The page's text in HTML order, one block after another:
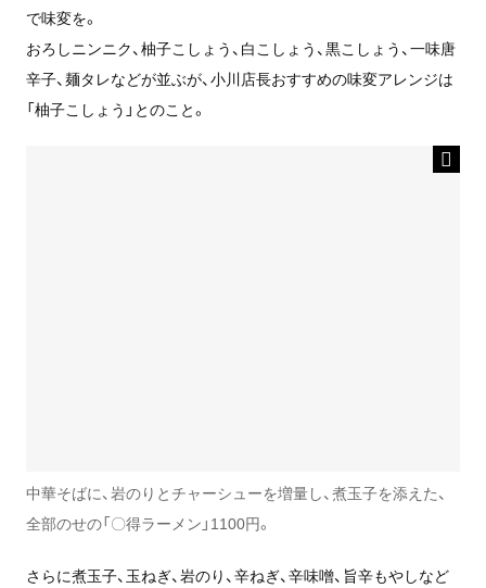
で味変を。
おろしニンニク、柚子こしょう、白こしょう、黒こしょう、一味唐
辛子、麺タレなどが並ぶが、小川店長おすすめの味変アレンジは
「柚子こしょう」とのこと。
中華そばに、岩のりとチャーシューを増量し、煮玉子を添えた、
全部のせの「〇得ラーメン」1100円。
さらに煮玉子、玉ねぎ、岩のり、辛ねぎ、辛味噌、旨辛もやしなど